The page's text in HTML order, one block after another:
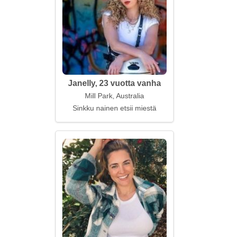
Janelly, 23 vuotta vanha
Mill Park, Australia
Sinkku nainen etsii miestä